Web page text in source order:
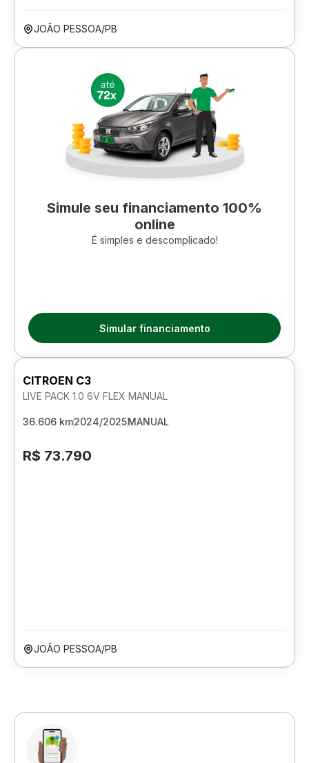
JOÃO PESSOA/PB
Simule seu financiamento 100%
online
É simples e descomplicado!
Simular financiamento
CITROEN C3
LIVE PACK 1.0 6V FLEX MANUAL
36.606 km2024/2025MANUAL
R$ 73.790
JOÃO PESSOA/PB